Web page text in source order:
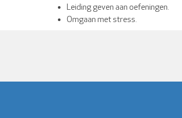
Leiding geven aan oefeningen.
Omgaan met stress.